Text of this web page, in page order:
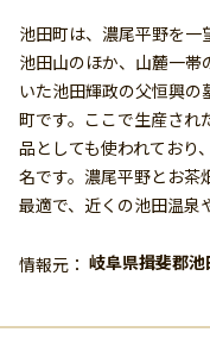
池田町は、濃尾平野を
池田山のほか、山麓一
いた池田輝政の父恒興の
町です。ここで生産され
品としても使われており
名です。濃尾平野とお茶
最適で、近くの池田温泉
情報元： 岐阜県揖斐郡